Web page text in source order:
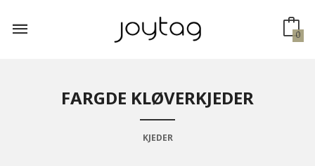
innholdet
0
FARGDE KLØVERKJEDER
KJEDER